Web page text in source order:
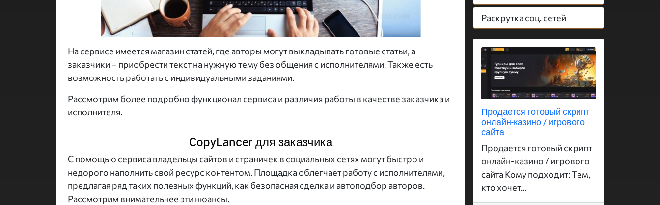
На сервисе имеется магазин статей, где авторы могут выкладывать готовые статьи, а
заказчики – приобрести текст на нужную тему без общения с исполнителями. Также есть
возможность работать с индивидуальными заданиями.
Рассмотрим более подробно функционал сервиса и различия работы в качестве заказчика и
исполнителя.
CopyLancer для заказчика
С помощью сервиса владельцы сайтов и страничек в социальных сетях могут быстро и
недорого наполнить свой ресурс контентом. Площадка облегчает работу с исполнителями,
предлагая ряд таких полезных функций, как безопасная сделка и автоподбор авторов.
Рассмотрим внимательнее эти нюансы.
Раскрутка соц. сетей
Продается готовый скрипт
онлайн-казино / игрового
сайта...
Продается готовый скрипт
онлайн-казино / игрового
сайта Кому подходит: Тем,
кто хочет...